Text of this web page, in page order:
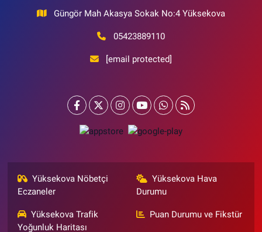
Güngör Mah Akasya Sokak No:4 Yüksekova
05423889110
[email protected]
Yüksekova Nöbetçi
Eczaneler
Yüksekova Hava
Durumu
Yüksekova Trafik
Yoğunluk Haritası
Puan Durumu ve Fikstür